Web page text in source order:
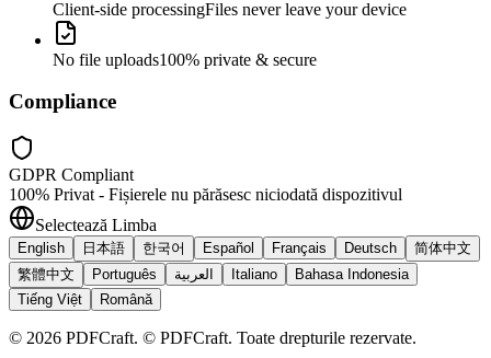
Client-side processingFiles never leave your device
No file uploads100% private & secure
Compliance
GDPR Compliant
100% Privat - Fișierele nu părăsesc niciodată dispozitivul
Selectează Limba
English 日本語 한국어 Español Français Deutsch
简体中文
繁體中文
Português العربية Italiano
Bahasa Indonesia
Tiếng Việt
Română
© 2026 PDFCraft. © PDFCraft. Toate drepturile rezervate.